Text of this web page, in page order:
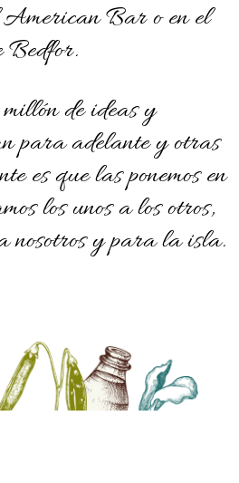
American Bar o en el
Bedfor.
de ideas y
para adelante y otras
es que las ponemos en
los unos a los otros,
nosotros y para la isla.